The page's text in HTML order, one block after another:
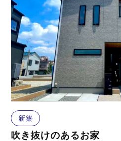
新築
吹き抜けのあるお家